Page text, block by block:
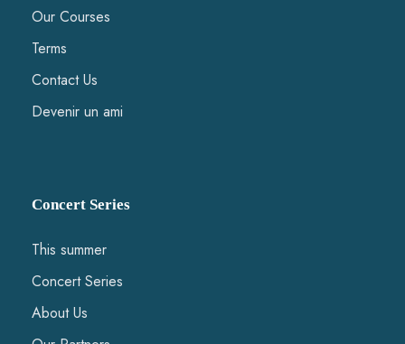
Our Courses
Terms
Contact Us
Devenir un ami
Concert Series
This summer
Concert Series
About Us